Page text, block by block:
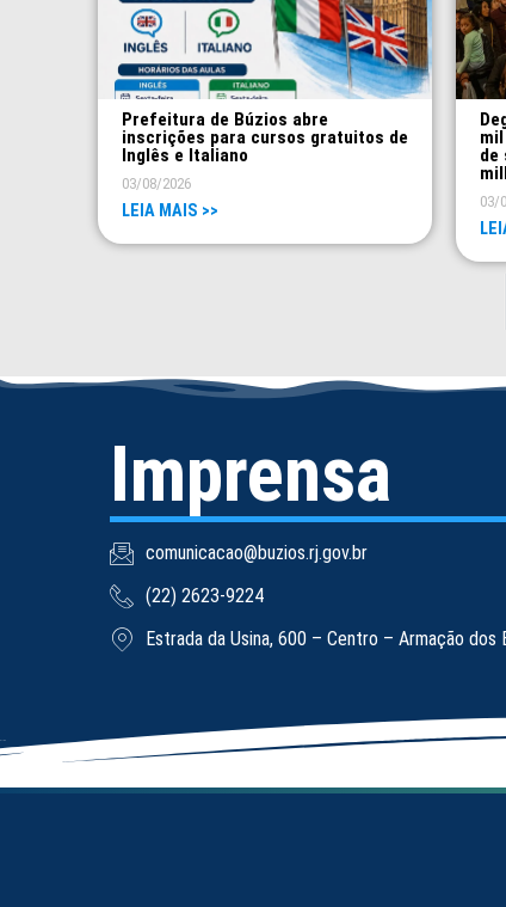
Prefeitura de Búzios abre
inscrições para cursos gratuitos de
Inglês e Italiano
03/08/2026
LEIA MAIS >>
de
03/
Imprensa
comunicacao@buzios.rj.gov.br
(22) 2623-9224
Estrada da Usina, 600 – Centro – Armação dos